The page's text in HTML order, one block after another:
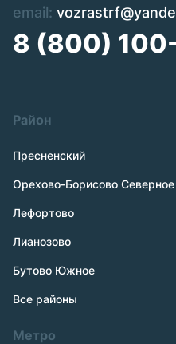
email:
8 (800)
Район
Пресненский
Орехово-Борисово Северное
Лефортово
Лианозово
Бутово Южное
Все районы
Метро